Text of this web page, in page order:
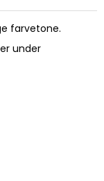
farvetone.
under